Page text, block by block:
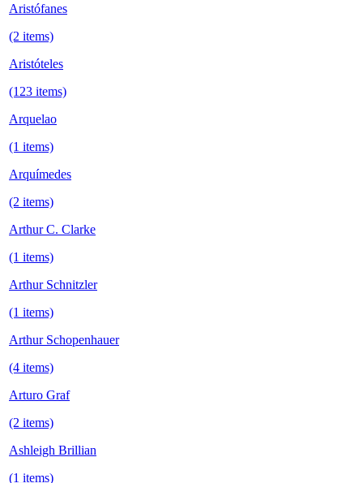
Aristófanes
(2 items)
Aristóteles
(123 items)
Arquelao
(1 items)
Arquímedes
(2 items)
Arthur C. Clarke
(1 items)
Arthur Schnitzler
(1 items)
Arthur Schopenhauer
(4 items)
Arturo Graf
(2 items)
Ashleigh Brillian
(1 items)